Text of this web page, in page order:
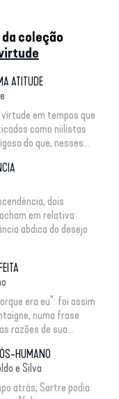
coleção
ATITUDE
em tempos que
como niilistas
do que, nesses...
dois
em relativa
abdica do desejo
era eu”: foi assim
numa frase
razões de sua...
HUMANO
e Silva
atrás, Sartre podia